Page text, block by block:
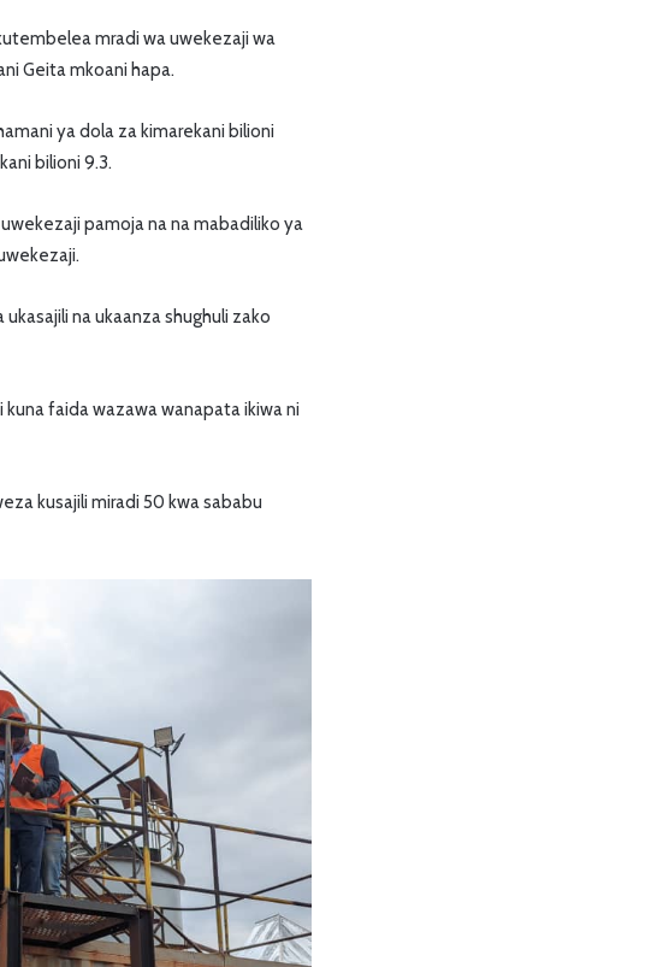
mradi wa uwekezaji wa
Geita mkoani hapa.
ya dola za kimarekani bilioni
bilioni 9.3.
pamoja na na mabadiliko ya
na ukaanza shughuli zako
faida wazawa wanapata ikiwa ni
kusajili miradi 50 kwa sababu